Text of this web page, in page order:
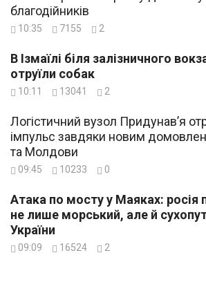
благодійників
10:35 7155 2
В Ізмаїлі біля залізничного
отруїли собак
10:11 13041 2
Логістичний вузол Придунав’я
імпульс завдяки новим
та Молдови
09:45 10233 0
Атака по мосту у Маяках: росія
не лише морський, але й
України
09:09 16524 2